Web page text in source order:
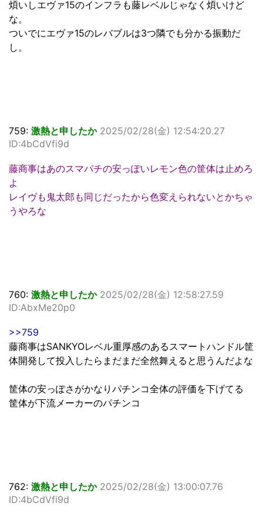
煩いしエヴァ15のインフラも藤レベルじゃなく煩いけど
な。
ついでにエヴァ15のレバブルは3つ隣でも分かる振動だ
し。
759: 激熱と申したか 2025/02/28(金) 12:54:20.27
ID:4bCdVfi9d
藤商事はあのスマパチの安っぽいレモン色の筐体は止めろ
よ
レイヴも鬼太郎も同じだったから色変えられないとかちゃ
うやろな
760: 激熱と申したか 2025/02/28(金) 12:58:27.59
ID:AbxMe20p0
>>759
藤商事はSANKYOレベル重厚感のあるスマートハンドル筐
体開発して投入したらまだまだ全然舞えると思うんだよな
筐体の安っぽさがかなりパチンコ全体の評価を下げてる
筐体が下流メーカーのパチンコ
762: 激熱と申したか 2025/02/28(金) 13:00:07.76
ID:4bCdVfi9d